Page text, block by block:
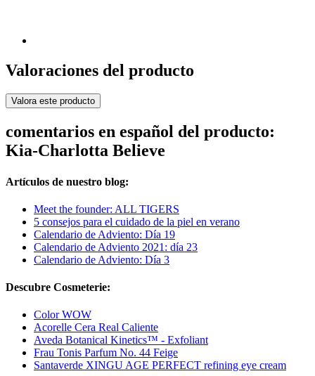
Valoraciones del producto
Valora este producto
comentarios en español del producto:
Kia-Charlotta Believe
Artículos de nuestro blog:
Meet the founder: ALL TIGERS
5 consejos para el cuidado de la piel en verano
Calendario de Adviento: Día 19
Calendario de Adviento 2021: día 23
Calendario de Adviento: Día 3
Descubre Cosmeterie:
Color WOW
Acorelle Cera Real Caliente
Aveda Botanical Kinetics™ - Exfoliant
Frau Tonis Parfum No. 44 Feige
Santaverde XINGU AGE PERFECT refining eye cream